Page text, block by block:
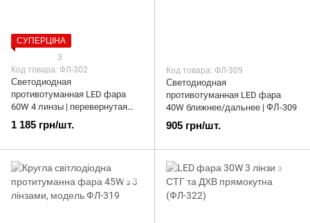
СУПЕРЦІНА
3
Код товара: ФЛ-302
Светодиодная
противотуманная LED фара
60W 4 линзы | перевернутая
под бампер | ФЛ-302
1 185 грн/шт.
Код товара: ФЛ-309
Светодиодная
противотуманная LED фара
40W ближнее/дальнее | ФЛ-309
905 грн/шт.